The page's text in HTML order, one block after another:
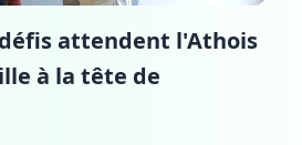
attendent l'Athois
à la tête de